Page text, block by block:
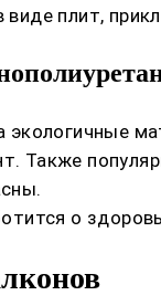
плит,
Также
о